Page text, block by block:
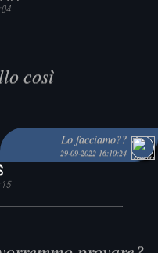
così
Lo facciamo??
29-09-2022 16:10:24